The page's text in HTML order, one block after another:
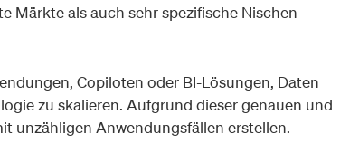
Märkte als auch sehr spezifische Nischen
Copiloten oder BI-Lösungen, Daten
zu skalieren. Aufgrund dieser genauen und
unzähligen Anwendungsfällen erstellen.